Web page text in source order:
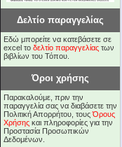
Δελτίο παραγγελίας
Εδώ μπορείτε να κατεβάσετε σε
excel το δελτίο παραγγελίας των
βιβλίων του Τόπου.
Όροι χρήσης
Παρακαλούμε, πριν την
παραγγελία σας να διαβάσετε την
Πολιτική Απορρήτου, τουςΌρους
Χρήσης και πληροφορίες για την
Προστασία Προσωπικών
Δεδομένων.